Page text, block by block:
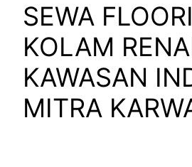
SEWA
KOLAM
KAWASAN
MITRA